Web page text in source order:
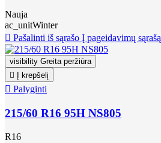
Nauja
ac_unitWinter
 Pašalinti iš sąrašo Į pageidavimų sąrašą
visibility Greita peržiūra

Į krepšelį
 Palyginti
215/60 R16 95H NS805
R16